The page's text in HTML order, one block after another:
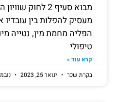
מבוא סעיף 2 לחוק
מעסיק להפלות בין עובדיו
הפליה מחמת מין, נטייה
טיפולי
קרא עוד »
בקרת שכר
ינואר 25, 2023 נובמבר